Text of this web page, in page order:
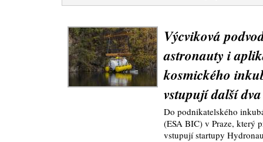
Výcviková
astronauty i
kosmického
vstupují další
Do podnikatelského
(ESA BIC) v Praze, který
vstupují startupy